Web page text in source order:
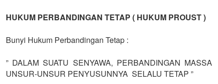
HUKUM PERBANDINGAN TETAP ( HUKUM PROUST )
Bunyi Hukum Perbandingan Tetap :
” DALAM SUATU SENYAWA, PERBANDINGAN MASSA
UNSUR-UNSUR PENYUSUNNYA SELALU TETAP ”